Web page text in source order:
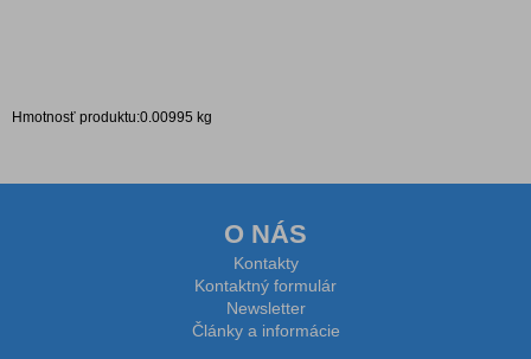
Hmotnosť produktu:0.00995 kg
O NÁS
Kontakty
Kontaktný formulár
Newsletter
Články a informácie